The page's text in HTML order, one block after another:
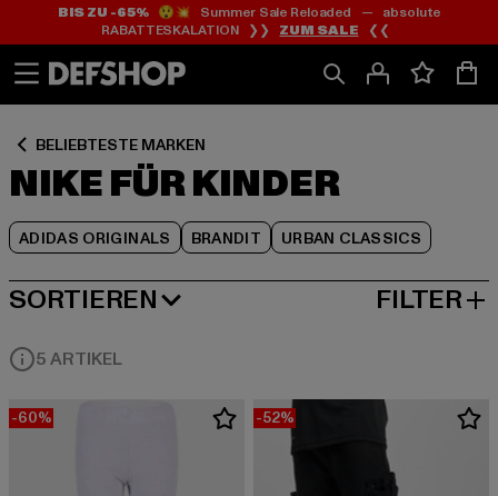
Zum
Inhalt
springen
Zum
Fußzeile
springen
BIS ZU -65%😲💥 Summer Sale Reloaded — absolute
RABATTESKALATION ❯❯ ZUM SALE ❮❮
BELIEBTESTE MARKEN
NIKE FÜR KINDER
ADIDAS ORIGINALS BRANDIT URBAN CLASSICS
Zum
Produktraster
springen
SORTIEREN
BELIEBTESTE FILTER
5 ARTIKEL
-60% -52%